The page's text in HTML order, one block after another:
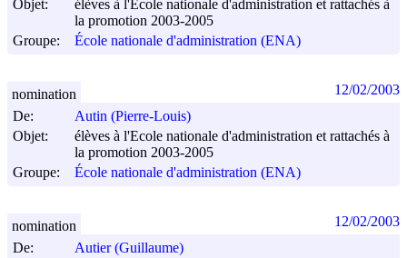
Objet:
élèves à l'Ecole nationale d'administration et rattachés à
la promotion 2003-2005
Groupe:
École nationale d'administration (ENA)
De:
Autin (Pierre-Louis)
Objet:
élèves à l'Ecole nationale d'administration et rattachés à
la promotion 2003-2005
Groupe:
École nationale d'administration (ENA)
nomination 12/02/2003
De:
Autier (Guillaume)
nomination 12/02/2003